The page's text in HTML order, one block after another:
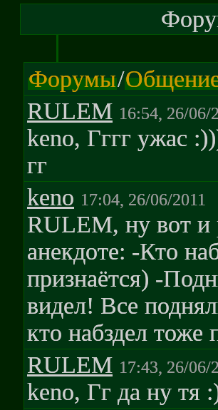
Форумы/
RULEM 16:54, 26/06/
keno, Гггг ужас
гг
keno 17:04, 26/06/2011
RULEM, ну вот и
анекдоте: -Кто
признаётся) -
видел! Все
кто набздел тоже
RULEM 17:43, 26/06/
keno, Гг да ну тя